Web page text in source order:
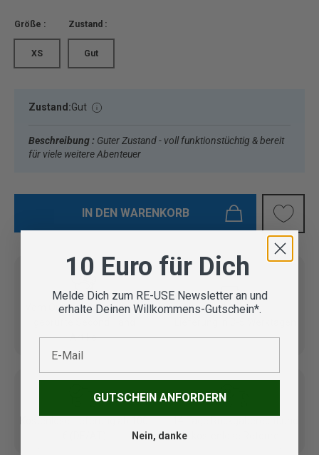
Größe :
XS
Zustand :
Gut
Zustand:Gut
Beschreibung : Guter Zustand - voll funktionstüchtig & bereit
für viele weitere Abenteuer
IN DEN WARENKORB
Vom Outdoor Spezialisten
Artikel
10 Euro für Dich
Melde Dich zum RE-USE Newsletter an und
erhalte Deinen Willkommens-Gutschein*.
GUTSCHEIN ANFORDERN
Nein, danke